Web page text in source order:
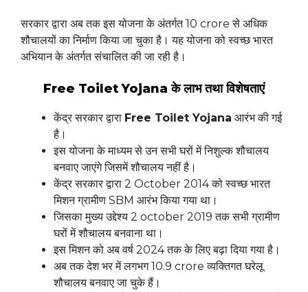
सरकार द्वारा अब तक इस योजना के अंतर्गत 10 crore से अधिक
शौचालयों का निर्माण किया जा चुका है। यह योजना को स्वच्छ भारत
अभियान के अंतर्गत संचालित की जा रही है।
Free Toilet Yojana के लाभ तथा विशेषताएं
केंद्र सरकार द्वारा Free Toilet Yojana आरंभ की गई
है।
इस योजना के माध्यम से उन सभी घरों में निशुल्क शौचालय
बनवाए जाएंगे जिसमें शौचालय नहीं है।
केंद्र सरकार द्वारा 2 October 2014 को स्वच्छ भारत
मिशन ग्रामीण SBM आरंभ किया गया था।
जिसका मुख्य उद्देश्य 2 october 2019 तक सभी ग्रामीण
घरों में शौचालय बनवाना था।
इस मिशन को अब वर्ष 2024 तक के लिए बढ़ा दिया गया है।
अब तक देश भर में लगभग 10.9 crore व्यक्तिगत घरेलू
शौचालय बनवाए जा चुके हैं।